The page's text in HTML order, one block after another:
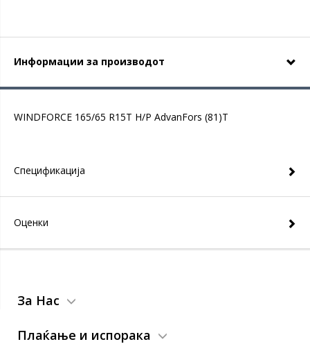
Информации за производот
WINDFORCE 165/65 R15T H/P AdvanFors (81)T
Спецификација
Оценки
За Нас
Плаќање и испорака